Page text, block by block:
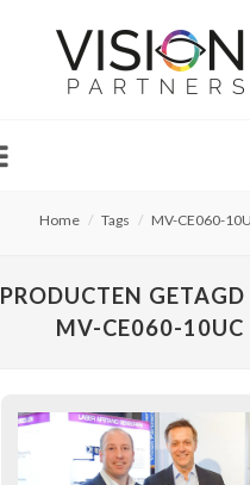
Home Tags MV-CE060-
PRODUCTEN
MV-CE060-10UC